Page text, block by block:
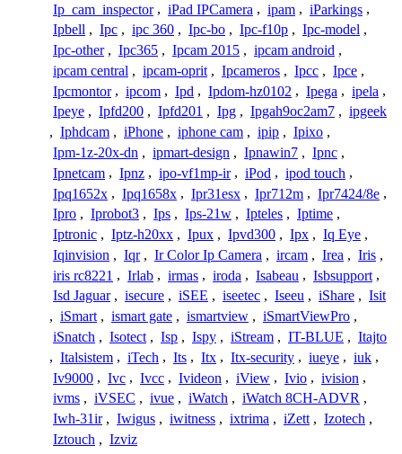
Ip_cam_inspector , iPad IPCamera , ipam , iParkings ,
Ipbell , Ipc , ipc 360 , Ipc-bo , Ipc-f10p , Ipc-model ,
Ipc-other , Ipc365 , Ipcam 2015 , ipcam android ,
ipcam central , ipcam-oprit , Ipcameros , Ipcc , Ipce ,
Ipcmontor , ipcom , Ipd , Ipdom-hz0102 , Ipega , ipela ,
Ipeye , Ipfd200 , Ipfd201 , Ipg , Ipgah9oc2am7 , ipgeek
, Iphdcam , iPhone , iphone cam , ipip , Ipixo ,
Ipm-1z-20x-dn , ipmart-design , Ipnawin7 , Ipnc ,
Ipnetcam , Ipnz , ipo-vf1mp-ir , iPod , ipod touch ,
Ipq1652x , Ipq1658x , Ipr31esx , Ipr712m , Ipr7424/8e ,
Ipro , Iprobot3 , Ips , Ips-21w , Ipteles , Iptime ,
Iptronic , Iptz-h20xx , Ipux , Ipvd300 , Ipx , Iq Eye ,
Iqinvision , Iqr , Ir Color Ip Camera , ircam , Irea , Iris ,
iris rc8221 , Irlab , irmas , iroda , Isabeau , Isbsupport ,
Isd Jaguar , isecure , iSEE , iseetec , Iseeu , iShare , Isit
, iSmart , ismart gate , ismartview , iSmartViewPro ,
iSnatch , Isotect , Isp , Ispy , iStream , IT-BLUE , Itajto
, Italsistem , iTech , Its , Itx , Itx-security , iueye , iuk ,
Iv9000 , Ivc , Ivcc , Ivideon , iView , Ivio , ivision ,
ivms , iVSEC , ivue , iWatch , iWatch 8CH-ADVR ,
Iwh-31ir , Iwigus , iwitness , ixtrima , iZett , Izotech ,
Iztouch , Izviz